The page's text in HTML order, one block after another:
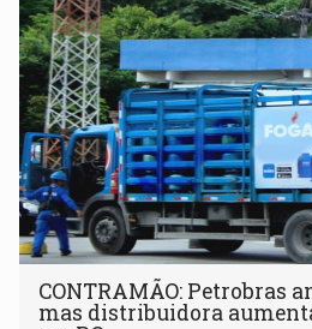
CONTRAMÃO: Petrobras
mas distribuidora